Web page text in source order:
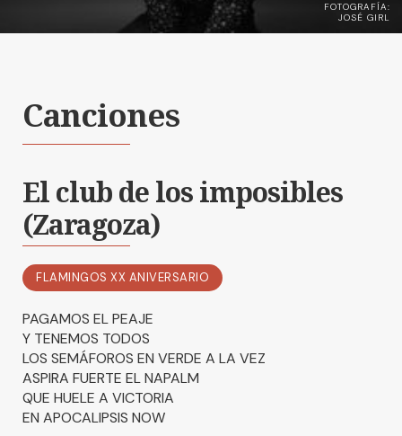
FOTOGRAFÍA:
JOSÉ GIRL
Canciones
El club de los imposibles
(Zaragoza)
FLAMINGOS XX ANIVERSARIO
PAGAMOS EL PEAJE
Y TENEMOS TODOS
LOS SEMÁFOROS EN VERDE A LA VEZ
ASPIRA FUERTE EL NAPALM
QUE HUELE A VICTORIA
EN APOCALIPSIS NOW